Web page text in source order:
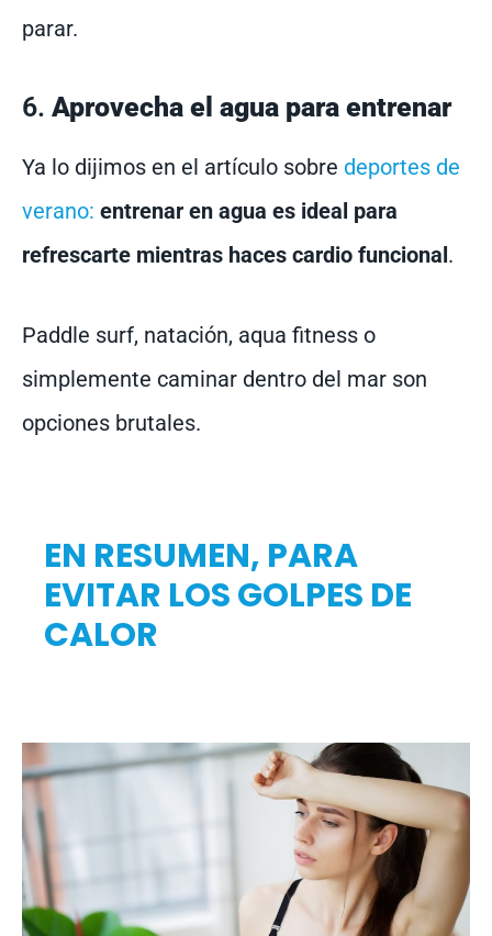
parar.
6. Aprovecha el agua para entrenar
Ya lo dijimos en el artículo sobre deportes de
verano: entrenar en agua es ideal para
refrescarte mientras haces cardio funcional.
Paddle surf, natación, aqua fitness o
simplemente caminar dentro del mar son
opciones brutales.
EN RESUMEN, PARA
EVITAR LOS GOLPES DE
CALOR